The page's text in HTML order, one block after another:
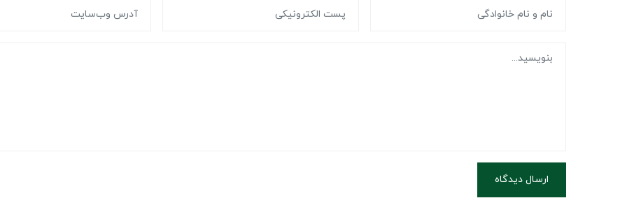
ارسال دیدگاه